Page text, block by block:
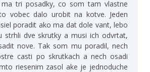
tri posadky, co som tam vlastne
vobec dalo urobit na kotve. Jeden
poradit ako ma dat dole vant, lebo
strhli dve skrutky a musi ich odvrtat,
nove. Tak som mu poradil, nech
casti po skrutkach a nech osadi
riesenim zasol ake je jednoduche